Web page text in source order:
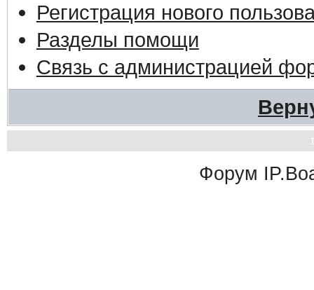
Регистрация нового
Разделы помощи
Связь с администрацией
Форум